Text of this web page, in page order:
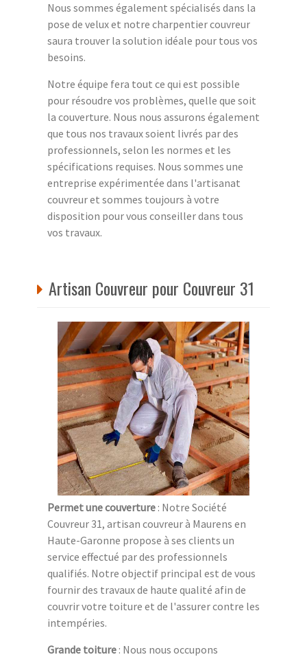
Nous sommes également spécialisés dans la
pose de velux et notre charpentier couvreur
saura trouver la solution idéale pour tous vos
besoins.
Notre équipe fera tout ce qui est possible
pour résoudre vos problèmes, quelle que soit
la couverture. Nous nous assurons également
que tous nos travaux soient livrés par des
professionnels, selon les normes et les
spécifications requises. Nous sommes une
entreprise expérimentée dans l'artisanat
couvreur et sommes toujours à votre
disposition pour vous conseiller dans tous
vos travaux.
Artisan Couvreur pour Couvreur 31
Permet une couverture : Notre Société
Couvreur 31, artisan couvreur à Maurens en
Haute-Garonne propose à ses clients un
service effectué par des professionnels
qualifiés. Notre objectif principal est de vous
fournir des travaux de haute qualité afin de
couvrir votre toiture et de l'assurer contre les
intempéries.
Grande toiture : Nous nous occupons